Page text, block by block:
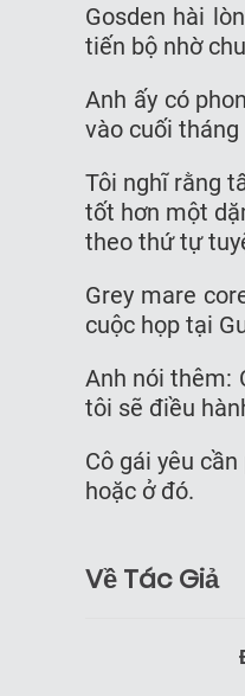
Gosden hài
tiến bộ nhờ
Anh ấy có
vào cuối tháng
Tôi nghĩ rằng
tốt hơn một
theo thứ tự
Grey mare
cuộc họp tại
Anh nói thêm:
tôi sẽ điều
Cô gái yêu
hoặc ở đó.
Về Tác Giả